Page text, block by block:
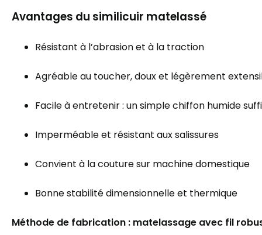
Avantages du similicuir matelassé
Résistant à l’abrasion et à la traction
Agréable au toucher, doux et légèrement
Facile à entretenir : un simple chiffon humide
Imperméable et résistant aux salissures
Convient à la couture sur machine domestique
Bonne stabilité dimensionnelle et thermique
Méthode de fabrication : matelassage avec fil